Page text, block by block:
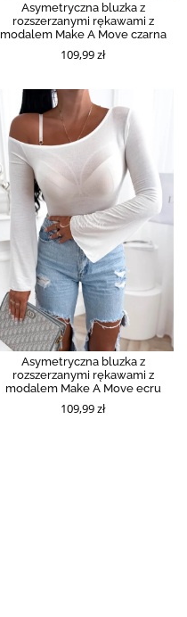
Asymetryczna bluzka z
rozszerzanymi rękawami z
modalem Make A Move czarna
109,99 zł
Asymetryczna bluzka z
rozszerzanymi rękawami z
modalem Make A Move ecru
109,99 zł